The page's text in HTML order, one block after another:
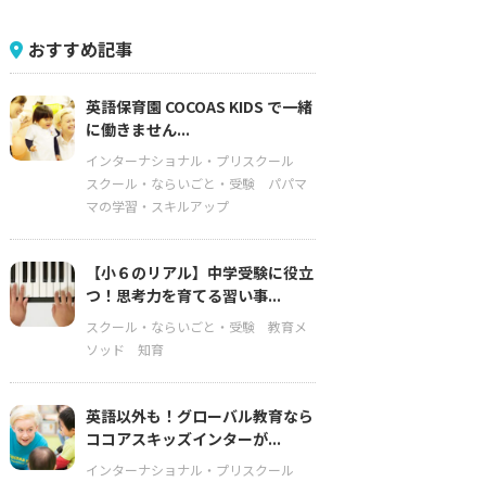
おすすめ記事
英語保育園 COCOAS KIDS で一緒
に働きません...
インターナショナル・プリスクール
スクール・ならいごと・受験
パパマ
マの学習・スキルアップ
【小６のリアル】中学受験に役立
つ！思考力を育てる習い事...
スクール・ならいごと・受験
教育メ
ソッド
知育
英語以外も！グローバル教育なら
ココアスキッズインターが...
インターナショナル・プリスクール